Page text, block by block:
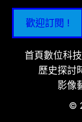
歡迎訂閱 !
首頁數位科技
歷史探討
影像
©